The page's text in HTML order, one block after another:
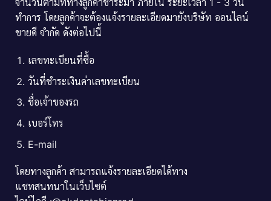
จำนวนตามที่ทางลูกค้าชำระมา ภายใน ระยะเวลา 1 - 3 วัน
ทำการ โดยลูกค้าจะต้องแจ้งรายละเอียดมายังบริษัท ออนไลน์
ขายดี จำกัด ดังต่อไปนี้
เลขทะเบียนที่ซื้อ
วันที่ชำระเงินค่าเลขทะเบียน
ชื่อเจ้าของรถ
เบอร์โทร
E-mail
โดยทางลูกค้า สามารถแจ้งรายละเอียดได้ทาง
แชทสนทนาในเว็บไซต์